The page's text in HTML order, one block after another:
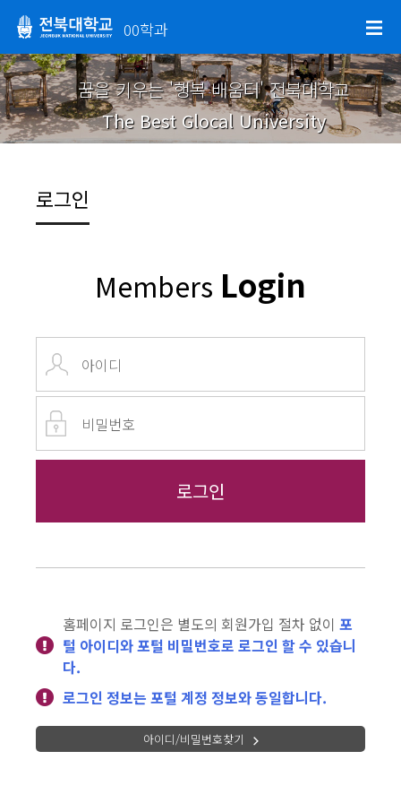
00학과
꿈을 키우는 '행복 배움터' 전북대학교
The Best Glocal University
로그인
Members Login
홈페이지 로그인은 별도의 회원가입 절차 없이 포
털 아이디와 포털 비밀번호로 로그인 할 수 있습니
다.
로그인 정보는 포털 계정 정보와 동일합니다.
아이디/비밀번호찾기